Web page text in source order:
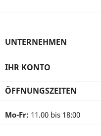
UNTERNEHMEN
IHR KONTO
ÖFFNUNGSZEITEN
Mo-Fr: 11.00 bis 18:00